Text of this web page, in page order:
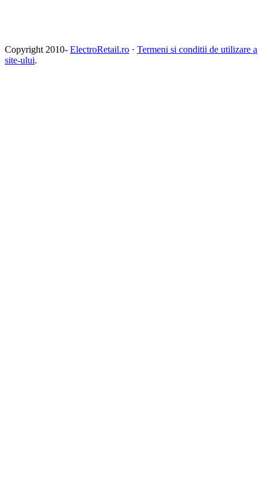
Copyright 2010- ElectroRetail.ro · Termeni si conditii de utilizare a
site-ului.